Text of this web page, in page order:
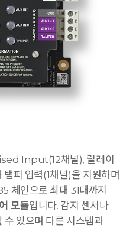
Input(12채널), 릴레이
퍼 입력(1채널)을 지원하며
체인으로 최대 31대까지
모듈입니다. 감지 센서나
수 있으며 다른 시스템과